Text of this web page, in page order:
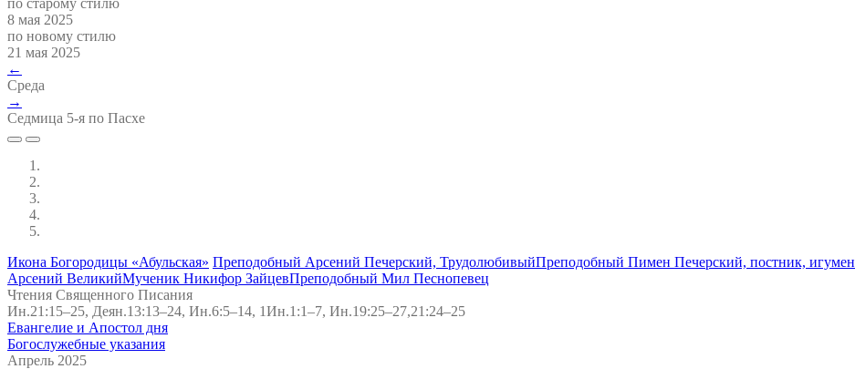
8 мая 2025
по новому стилю
21 мая 2025
←
Среда
→
Седмица 5-я по Пасхе
Икона Богородицы «Абульская» Преподобный Арсений Печерский, ТрудолюбивыйПреподобный Пимен Печерский, постник, игумен
Арсений ВеликийМученик Никифор ЗайцевПреподобный Мил Песнопевец
Чтения Священного Писания
Ин.21:15–25, Деян.13:13–24, Ин.6:5–14, 1Ин.1:1–7, Ин.19:25–27,21:24–25
Евангелие и Апостол дня
Богослужебные указания
Апрель 2025